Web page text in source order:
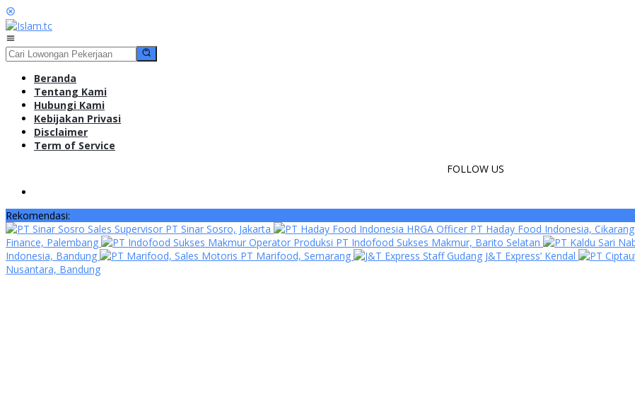
Loncat
ke
konten
Mobile
Beranda
Tentang Kami
Hubungi Kami
Kebijakan Privasi
Disclaimer
Term of Service
FOLLOW US
Rekomendasi:
Sales Supervisor PT Sinar Sosro, Jakarta
HRGA Officer PT Haday Food Indonesia, Cikarang
Finance, Palembang
Operator Produksi PT Indofood Sukses Makmur, Barito Selatan
Indonesia, Bandung
Sales Motoris PT Marifood, Semarang Staff Gudang J&T Express’ Kendal
Nusantara, Bandung